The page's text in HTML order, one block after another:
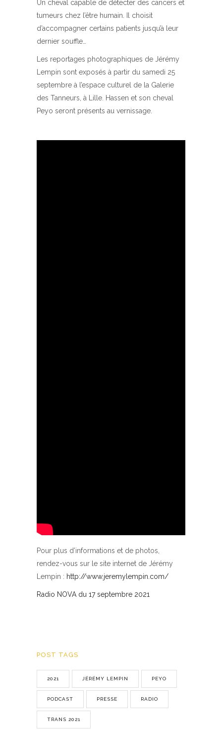
Un cheval capable de détecter des cancers et
tumeurs chez l’être humain. Il choisit
d’accompagner certains patients jusqu’à leur
dernier souffle…
Les reportages photographiques de Jérémy
Lempin sont exposés à partir du samedi 25
septembre à l’espace culturel de la Galerie
des Tanneurs, à Lille. Hassen et son cheval
Peyo seront présents au vernissage.
Pour plus d’informations et de photos,
rendez-vous sur le site internet de Jérémy
Lempin : http://www.jeremylempin.com/
Radio NOVA du 17 septembre 2021
POST TAGS
2021 JÉRÉMY LEMPIN PEYO
PODCAST PRESSE RADIO
TRANS 2021